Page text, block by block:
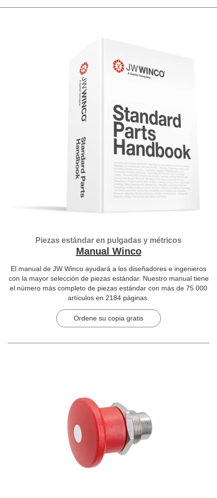
Piezas estándar en pulgadas y métricos
Manual Winco
El manual de JW Winco ayudará a los diseñadores e ingenieros
con la mayor selección de piezas estándar. Nuestro manual tiene
el número más completo de piezas estándar con más de 75 000
artículos en 2184 páginas.
Ordene su copia gratis